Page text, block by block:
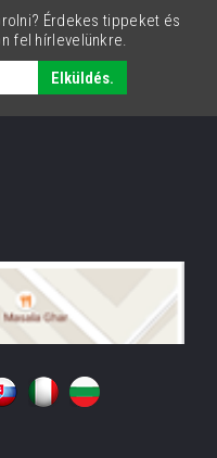
Érdekes tippeket és
fel hírlevelünkre.
Elküldés.